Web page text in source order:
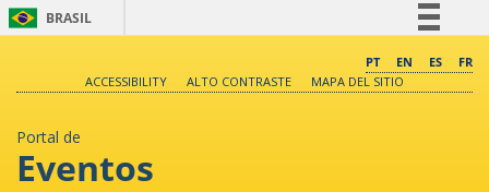
BRASIL
Comunica BR
PT EN ES
FR
ACCESSIBILITY
ALTO CONTRASTE MAPA DEL SITIO
Portal de
Eventos